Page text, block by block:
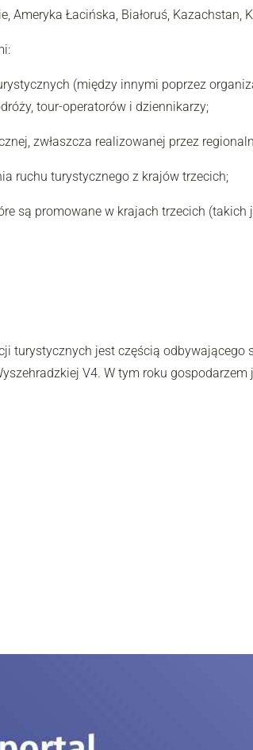
Łacińska, Białoruś, Kazachstan,
(między innymi poprzez
tour-operatorów i dziennikarzy;
zwłaszcza realizowanej przez
ruchu turystycznego z krajów trzecich;
są promowane w krajach trzecich
turystycznych jest częścią
V4. W tym roku